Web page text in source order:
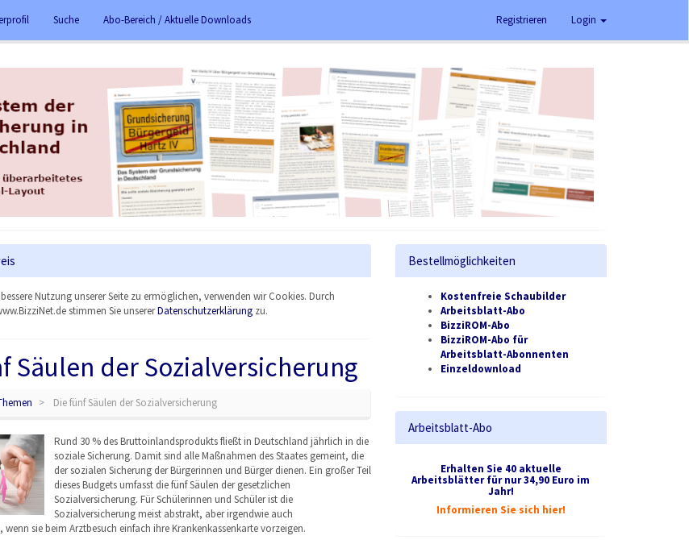
Suche Abo-Bereich / Aktuelle Downloads Registrieren Login
Nutzung unserer Seite zu ermöglichen, verwenden wir Cookies. Durch
stimmen Sie unsererDatenschutzerklärungzu.
Säulen der Sozialversicherung
Die fünf Säulen der Sozialversicherung
Rund 30 % des Bruttoinlandsprodukts fließt in Deutschland jährlich in die
soziale Sicherung. Damit sind alle Maßnahmen des Staates gemeint, die
der sozialen Sicherung der Bürgerinnen und Bürger dienen. Ein großer Teil
dieses Budgets umfasst die fünf Säulen der gesetzlichen
Sozialversicherung. Für Schülerinnen und Schüler ist die
Sozialversicherung meist abstrakt, aber irgendwie auch
wenn sie beim Arztbesuch einfach ihre Krankenkassenkarte vorzeigen.
Bestellmöglichkeiten
Kostenfreie Schaubilder
Arbeitsblatt-Abo
BizziROM-Abo
BizziROM-Abo für
Arbeitsblatt-Abonnenten
Einzeldownload
Arbeitsblatt-Abo
Erhalten Sie 40 aktuelle
Arbeitsblätter für nur 34,90 Euro im
Jahr!
Informieren Sie sich hier!